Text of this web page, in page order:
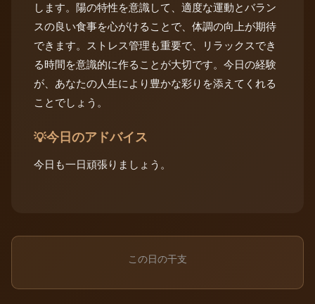
します。陽の特性を意識して、適度な運動とバラン
スの良い食事を心がけることで、体調の向上が期待
できます。ストレス管理も重要で、リラックスでき
る時間を意識的に作ることが大切です。今日の経験
が、あなたの人生により豊かな彩りを添えてくれる
ことでしょう。
💡今日のアドバイス
今日も一日頑張りましょう。
この日の干支